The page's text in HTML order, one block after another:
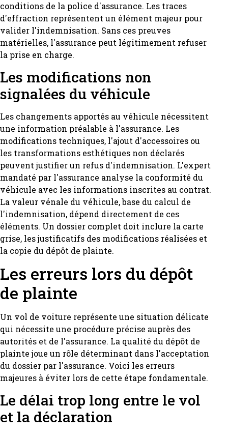
conditions de la police d'assurance. Les traces
d'effraction représentent un élément majeur pour
valider l'indemnisation. Sans ces preuves
matérielles, l'assurance peut légitimement refuser
la prise en charge.
Les modifications non
signalées du véhicule
Les changements apportés au véhicule nécessitent
une information préalable à l'assurance. Les
modifications techniques, l'ajout d'accessoires ou
les transformations esthétiques non déclarés
peuvent justifier un refus d'indemnisation. L'expert
mandaté par l'assurance analyse la conformité du
véhicule avec les informations inscrites au contrat.
La valeur vénale du véhicule, base du calcul de
l'indemnisation, dépend directement de ces
éléments. Un dossier complet doit inclure la carte
grise, les justificatifs des modifications réalisées et
la copie du dépôt de plainte.
Les erreurs lors du dépôt
de plainte
Un vol de voiture représente une situation délicate
qui nécessite une procédure précise auprès des
autorités et de l'assurance. La qualité du dépôt de
plainte joue un rôle déterminant dans l'acceptation
du dossier par l'assurance. Voici les erreurs
majeures à éviter lors de cette étape fondamentale.
Le délai trop long entre le vol
et la déclaration